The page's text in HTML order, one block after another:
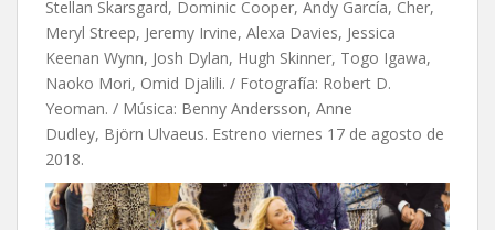
Stellan Skarsgard, Dominic Cooper, Andy García, Cher,
Meryl Streep, Jeremy Irvine, Alexa Davies, Jessica
Keenan Wynn, Josh Dylan, Hugh Skinner, Togo Igawa,
Naoko Mori, Omid Djalili. / Fotografía: Robert D.
Yeoman. / Música: Benny Andersson, Anne
Dudley, Björn Ulvaeus. Estreno viernes 17 de agosto de
2018.